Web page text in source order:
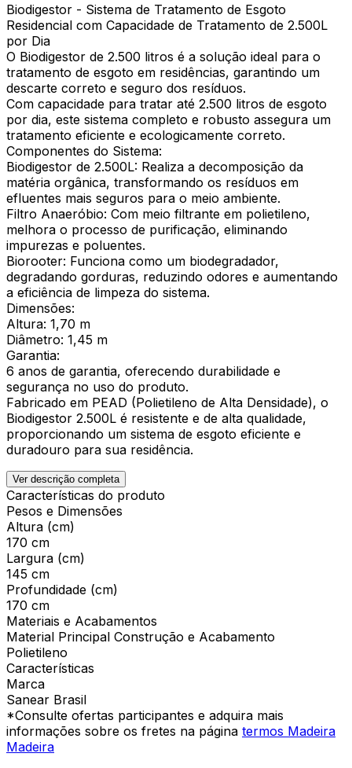
Biodigestor - Sistema de Tratamento de Esgoto
Residencial com Capacidade de Tratamento de 2.500L
por Dia
O Biodigestor de 2.500 litros é a solução ideal para o
tratamento de esgoto em residências, garantindo um
descarte correto e seguro dos resíduos.
Com capacidade para tratar até 2.500 litros de esgoto
por dia, este sistema completo e robusto assegura um
tratamento eficiente e ecologicamente correto.
Componentes do Sistema:
Biodigestor de 2.500L: Realiza a decomposição da
matéria orgânica, transformando os resíduos em
efluentes mais seguros para o meio ambiente.
Filtro Anaeróbio: Com meio filtrante em polietileno,
melhora o processo de purificação, eliminando
impurezas e poluentes.
Biorooter: Funciona como um biodegradador,
degradando gorduras, reduzindo odores e aumentando
a eficiência de limpeza do sistema.
Dimensões:
Altura: 1,70 m
Diâmetro: 1,45 m
Garantia:
6 anos de garantia, oferecendo durabilidade e
segurança no uso do produto.
Fabricado em PEAD (Polietileno de Alta Densidade), o
Biodigestor 2.500L é resistente e de alta qualidade,
proporcionando um sistema de esgoto eficiente e
duradouro para sua residência.
Ver descrição completa
Características do produto
Pesos e Dimensões
Altura (cm)
170 cm
Largura (cm)
145 cm
Profundidade (cm)
170 cm
Materiais e Acabamentos
Material Principal Construção e Acabamento
Polietileno
Características
Marca
Sanear Brasil
*Consulte ofertas participantes e adquira mais
informações sobre os fretes na página termos Madeira
Madeira